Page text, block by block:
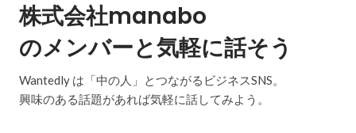
株式会社manabo
のメンバーと気軽に話そう
Wantedly は「中の人」とつながるビジネスSNS。
興味のある話題があれば気軽に話してみよう。